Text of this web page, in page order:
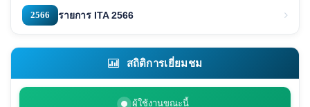
2566 รายการ ITA 2566
สถิติการเยี่ยมชม
ผู้ใช้งานขณะนี้